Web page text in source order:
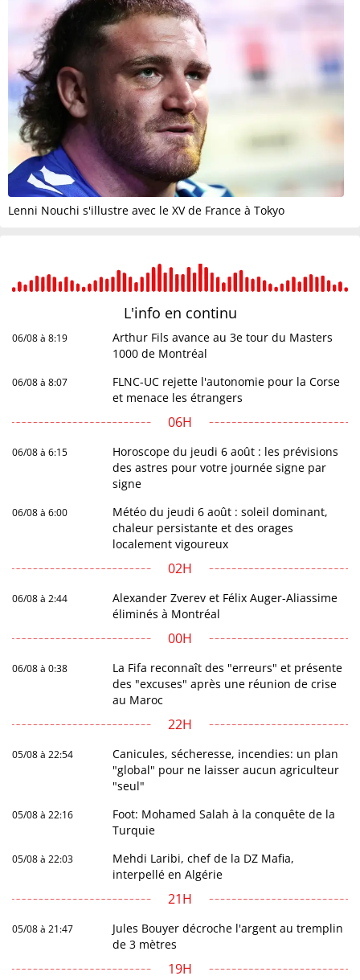
Lenni Nouchi s'illustre avec le XV de France à Tokyo
L'info en continu
06/08 à 8:19
Arthur Fils avance au 3e tour du Masters
1000 de Montréal
06/08 à 8:07
FLNC-UC rejette l'autonomie pour la Corse
et menace les étrangers
06H
06/08 à 6:15
Horoscope du jeudi 6 août : les prévisions
des astres pour votre journée signe par
signe
06/08 à 6:00
Météo du jeudi 6 août : soleil dominant,
chaleur persistante et des orages
localement vigoureux
02H
06/08 à 2:44
Alexander Zverev et Félix Auger-Aliassime
éliminés à Montréal
00H
06/08 à 0:38
La Fifa reconnaît des "erreurs" et présente
des "excuses" après une réunion de crise
au Maroc
22H
05/08 à 22:54
Canicules, sécheresse, incendies: un plan
"global" pour ne laisser aucun agriculteur
"seul"
05/08 à 22:16
Foot: Mohamed Salah à la conquête de la
Turquie
05/08 à 22:03
Mehdi Laribi, chef de la DZ Mafia,
interpellé en Algérie
21H
05/08 à 21:47
Jules Bouyer décroche l'argent au tremplin
de 3 mètres
19H